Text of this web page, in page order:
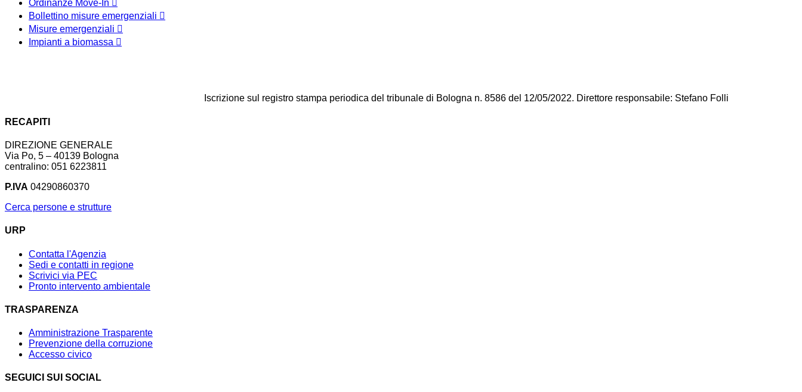
Ordinanze Move-In
Bollettino misure emergenziali
Misure emergenziali
Impianti a biomassa
Iscrizione sul registro stampa periodica del tribunale di Bologna n. 8586 del 12/05/2022. Direttore responsabile: Stefano Folli
RECAPITI
DIREZIONE GENERALE
Via Po, 5 – 40139 Bologna
centralino: 051 6223811
P.IVA 04290860370
Cerca persone e strutture
URP
Contatta l'Agenzia
Sedi e contatti in regione
Scrivici via PEC
Pronto intervento ambientale
TRASPARENZA
Amministrazione Trasparente
Prevenzione della corruzione
Accesso civico
SEGUICI SUI SOCIAL